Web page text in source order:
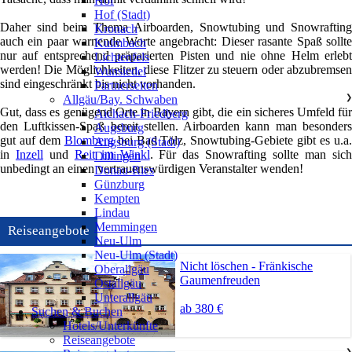
Daher sind beim Thema Airboarden, Snowtubing und Snowrafting
auch ein paar warnende Worte angebracht: Dieser rasante Spaß sollte
nur auf entsprechend präparierten Pisten und nie ohne Helm erlebt
werden! Die Möglichkeiten, diese Flitzer zu steuern oder abzubremsen
sind eingeschränkt bis nicht vorhanden.
Gut, dass es genügend Orte in Bayern gibt, die ein sicheres Umfeld für
den Luftkissen-Spaß bereit stellen. Airboarden kann man besonders
gut auf dem Blombergbei Bad Tölz, Snowtubing-Gebiete gibt es u.a.
in Inzellund Reit im Winkl. Für das Snowrafting sollte man sich
unbedingt an einen vertrauenswürdigen Veranstalter wenden!
Reiseangebote
Nicht löschen - Fränkische
Gaumenfreuden
ab 380 €
Hof (Stadt)
Kronach
Kulmbach
Lichtenfels
Wunsiedel
Partnerseiten
Allgäu/Bay. Schwaben
❯
Aichach-Friedberg
Augsburg
Augsburg (Stadt)
Dillingen
Donau-Ries
Günzburg
Kempten
Lindau
Memmingen
Neu-Ulm
Neu-Ulm (Stadt)
Oberallgäu
Ostallgäu
Unterallgäu
Suchen & Buchen
Hotels/Unterkünfte
Reiseangebote